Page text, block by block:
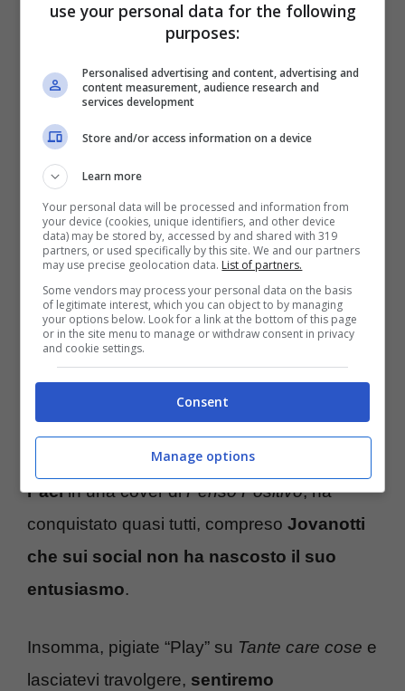
Nel frattempo in questi due anni partecipa
alledue edizioni del Concertone Primo
Maggio, a numerosi festival e collabora con
artisti già conosciuti comeMox,Canova
Samuel Romano (Subsonica).
Per rimarcare ancora la buona esperienza
sanremese, sottolineiamo che anche nella
terza serata dedicata alle cover, Fulminacci
accompagnato daValerio Lundini
Paciin una cover diPenso Positivo, ha
conquistato quasi tutti, compreso Jovanotti
che sui social non ha nascosto il suo
entusiasmo.
Insomma, pigiate “Play” su Tante care cose e
lasciatevi travolgere, sentiremo
use your personal data for the following
purposes:
Personalised advertising and content, advertising and
content measurement, audience research and
services development
Store and/or access information on a device
Learn more
Your personal data will be processed and information from
your device (cookies, unique identifiers, and other device
data) may be stored by, accessed by and shared with 319
partners, or used specifically by this site. We and our partners
may use precise geolocation data. List of partners.
Some vendors may process your personal data on the basis
of legitimate interest, which you can object to by managing
your options below. Look for a link at the bottom of this page
or in the site menu to manage or withdraw consent in privacy
and cookie settings.
Consent
Manage options